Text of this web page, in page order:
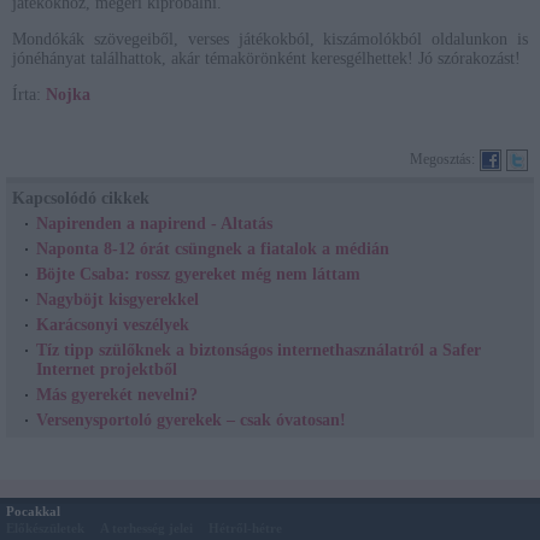
Mondókák szövegeiből, verses játékokból, kiszámolókból oldalunkon is
jónéhányat találhattok, akár témakörönként keresgélhettek! Jó szórakozást!
Írta:
Nojka
Megosztás:
Kapcsolódó cikkek
Napirenden a napirend - Altatás
Naponta 8-12 órát csüngnek a fiatalok a médián
Böjte Csaba: rossz gyereket még nem láttam
Nagyböjt kisgyerekkel
Karácsonyi veszélyek
Tíz tipp szülőknek a biztonságos internethasználatról a Safer
Internet projektből
Más gyerekét nevelni?
Versenysportoló gyerekek – csak óvatosan!
Pocakkal